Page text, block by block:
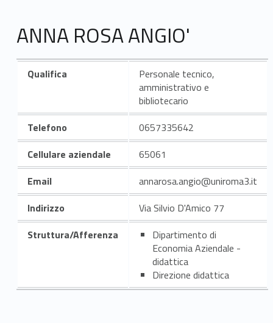
ANNA ROSA ANGIO'
Qualifica
Personale tecnico,
amministrativo e
bibliotecario
Telefono
0657335642
Cellulare aziendale
65061
Email
annarosa.angio@uniroma3.it
Indirizzo
Via Silvio D'Amico 77
Struttura/Afferenza
Dipartimento di
Economia Aziendale -
didattica
Direzione didattica